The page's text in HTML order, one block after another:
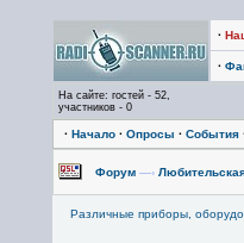
·
·
На сайте: гостей - 52,
участников - 0
· Начало· Опросы · События
Форум —›
Различные приборы,